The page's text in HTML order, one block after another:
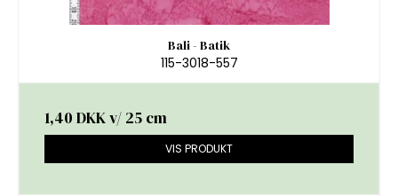
Bali - Batik
115-3018-557
1,40 DKKv/ 25 cm
VIS PRODUKT